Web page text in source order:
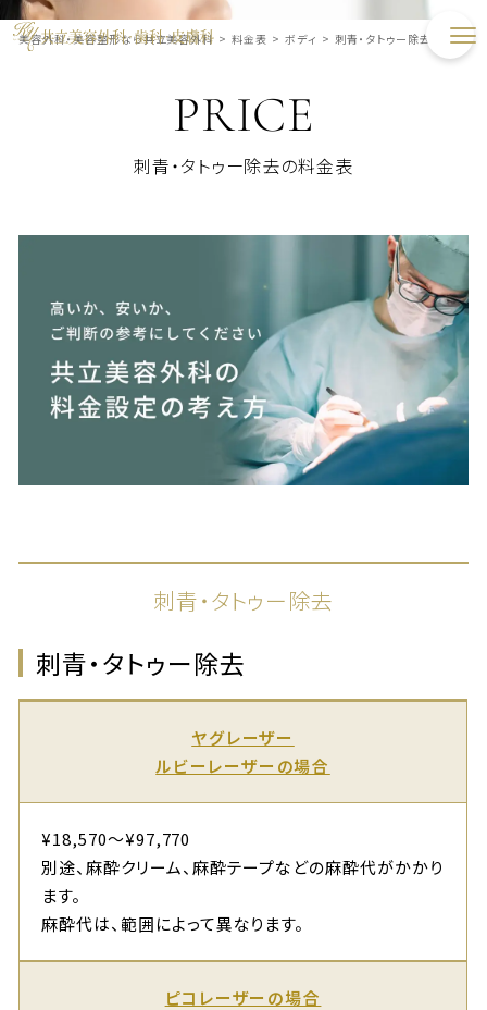
美容外科・美容整形なら共立美容外科 > 料金表 > ボディ > 刺青・タトゥー除去
PRICE
刺青・タトゥー除去の料金表
刺青・タトゥー除去
刺青・タトゥー除去
ヤグレーザー
ルビーレーザーの場合
¥18,570～¥97,770
別途、麻酔クリーム、麻酔テープなどの麻酔代がかかり
ます。
麻酔代は、範囲によって異なります。
ピコレーザーの場合